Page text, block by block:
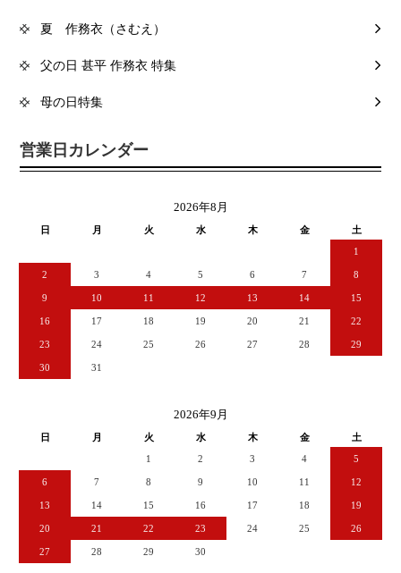
夏 作務衣（さむえ）
父の日 甚平 作務衣 特集
母の日特集
営業日カレンダー
2026年8月
日 月 火 水 木 金
土
1
2 3 4 5 6 7 8
9 10 11 12 13 14 15
16 17 18 19 20 21 22
23 24 25 26 27 28 29
30 31
2026年9月
日 月 火 水 木 金
土
1
2 3 4 5
6 7 8 9 10 11 12
13 14 15 16 17 18 19
20 21 22 23 24 25 26
27 28 29 30